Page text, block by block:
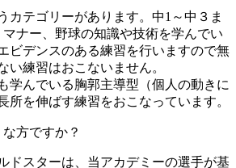
カテゴリーがあります。中1～中３ま
ナー、野球の知識や技術を学んでい
ビデンスのある練習を行いますので無
い練習はおこないません。
学んでいる胸郭主導型（個人の動きに
所を伸ばす練習をおこなっています。
方ですか？
ドスターは、当アカデミーの選手が基